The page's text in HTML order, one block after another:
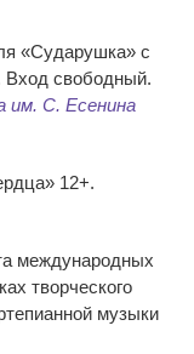
«Сударушка» с
Вход свободный.
им. С. Есенина
12+.
международных
творческого
музыки